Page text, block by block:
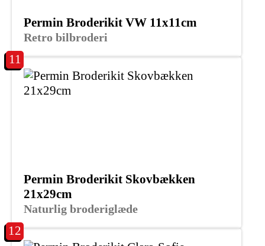
Retro bilbroderi
Permin Broderikit VW 11x11cm
11
Naturlig broderiglæde
Permin Broderikit Skovbækken
21x29cm
12